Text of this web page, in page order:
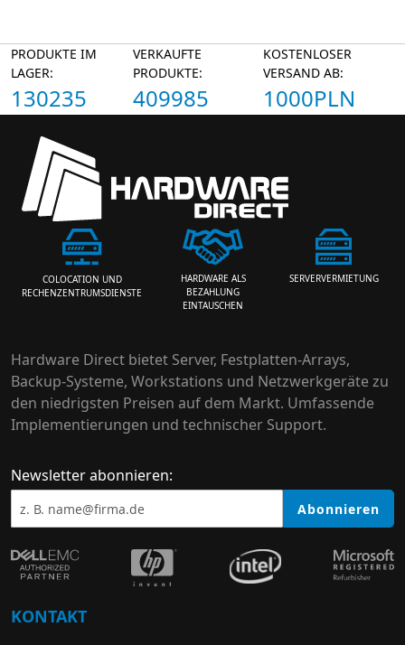
PRODUKTE IM
LAGER:
130235
VERKAUFTE
PRODUKTE:
409985
KOSTENLOSER
VERSAND AB:
1000PLN
COLOCATION UND
RECHENZENTRUMSDIENSTE
HARDWARE ALS
BEZAHLUNG
EINTAUSCHEN
SERVERVERMIETUNG
Hardware Direct bietet Server, Festplatten-Arrays,
Backup-Systeme, Workstations und Netzwerkgeräte zu
den niedrigsten Preisen auf dem Markt. Umfassende
Implementierungen und technischer Support.
Newsletter abonnieren:
Abonnieren
KONTAKT